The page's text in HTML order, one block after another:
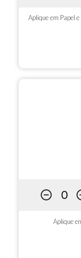
Aplique em Papel
Aplique